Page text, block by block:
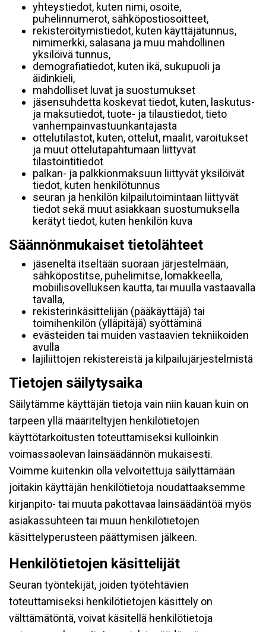
yhteystiedot, kuten nimi, osoite,
puhelinnumerot, sähköpostiosoitteet,
rekisteröitymistiedot, kuten käyttäjätunnus,
nimimerkki, salasana ja muu mahdollinen
yksilöivä tunnus,
demografiatiedot, kuten ikä, sukupuoli ja
äidinkieli,
mahdolliset luvat ja suostumukset
jäsensuhdetta koskevat tiedot, kuten, laskutus-
ja maksutiedot, tuote- ja tilaustiedot, tieto
vanhempainvastuunkantajasta
ottelutilastot, kuten, ottelut, maalit, varoitukset
ja muut ottelutapahtumaan liittyvät
tilastointitiedot
palkan- ja palkkionmaksuun liittyvät yksilöivät
tiedot, kuten henkilötunnus
seuran ja henkilön kilpailutoimintaan liittyvät
tiedot sekä muut asiakkaan suostumuksella
kerätyt tiedot, kuten henkilön kuva
Säännönmukaiset tietolähteet
jäseneltä itseltään suoraan järjestelmään,
sähköpostitse, puhelimitse, lomakkeella,
mobiilisovelluksen kautta, tai muulla vastaavalla
tavalla,
rekisterinkäsittelijän (pääkäyttäjä) tai
toimihenkilön (ylläpitäjä) syöttäminä
evästeiden tai muiden vastaavien tekniikoiden
avulla
lajiliittojen rekistereistä ja kilpailujärjestelmistä
Tietojen säilytysaika
Säilytämme käyttäjän tietoja vain niin kauan kuin on
tarpeen yllä määriteltyjen henkilötietojen
käyttötarkoitusten toteuttamiseksi kulloinkin
voimassaolevan lainsäädännön mukaisesti.
Voimme kuitenkin olla velvoitettuja säilyttämään
joitakin käyttäjän henkilötietoja noudattaaksemme
kirjanpito- tai muuta pakottavaa lainsäädäntöä myös
asiakassuhteen tai muun henkilötietojen
käsittelyperusteen päättymisen jälkeen.
Henkilötietojen käsittelijät
Seuran työntekijät, joiden työtehtävien
toteuttamiseksi henkilötietojen käsittely on
välttämätöntä, voivat käsitellä henkilötietoja